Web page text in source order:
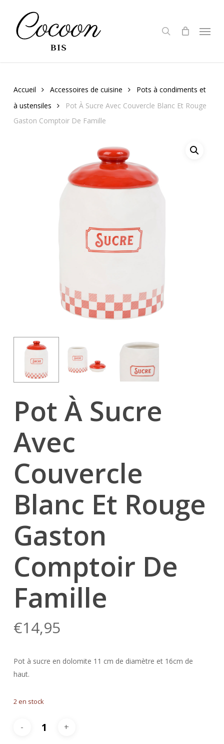
Menu
Accueil Accessoires de cuisine
Pots à condiments et
à ustensiles
Pot À Sucre Avec Couvercle Blanc Et Rouge
Gaston Comptoir De Famille
Pot À Sucre
Avec
Couvercle
Blanc Et Rouge
Gaston
Comptoir De
Famille
€14,95
Pot à sucre en dolomite 11 cm de diamètre et 16cm de
haut.
2 en stock